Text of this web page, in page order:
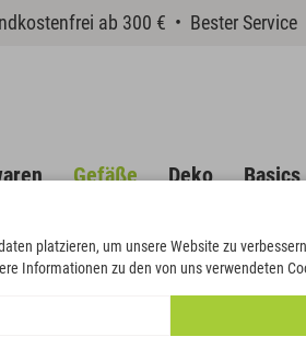
ab 300 € • Bester Service
Gefäße Deko Basics
platzieren, um unsere Website zu
Informationen zu den von uns verwendeten